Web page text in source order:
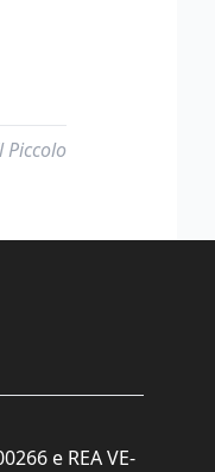
e REA VE-